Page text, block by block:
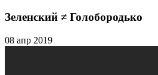
Зеленский ≠ Голобородько
08 апр 2019